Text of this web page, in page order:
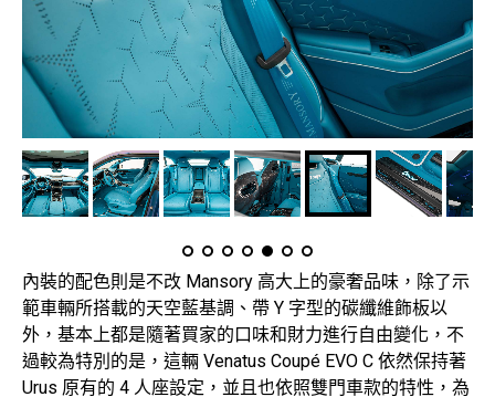
內裝的配色則是不改 Mansory 高大上的豪奢品味，除了示
範車輛所搭載的天空藍基調、帶 Y 字型的碳纖維飾板以
外，基本上都是隨著買家的口味和財力進行自由變化，不
過較為特別的是，這輛 Venatus Coupé EVO C 依然保持著
Urus 原有的 4 人座設定，並且也依照雙門車款的特性，為